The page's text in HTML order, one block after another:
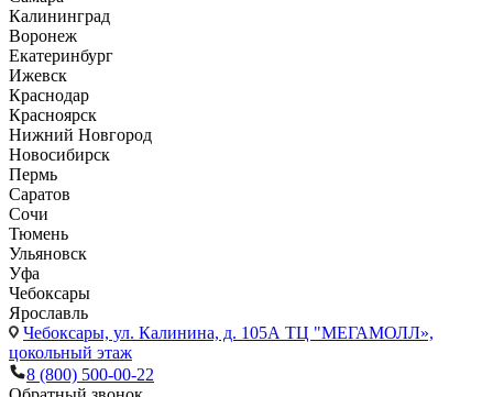
Калининград
Воронеж
Екатеринбург
Ижевск
Краснодар
Красноярск
Нижний Новгород
Новосибирск
Пермь
Саратов
Сочи
Тюмень
Ульяновск
Уфа
Чебоксары
Ярославль
Чебоксары, ул. Калинина, д. 105А ТЦ "МЕГАМОЛЛ»,
цокольный этаж
8 (800) 500-00-22